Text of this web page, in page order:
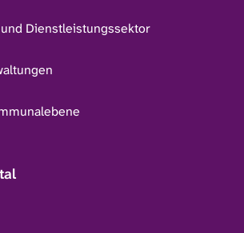
Dienstleistungssektor